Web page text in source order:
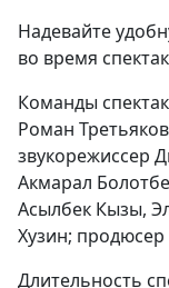
Надевайте
во время
Команды
Роман
звукорежиссер
Акмарал
Асылбек Кызы,
Хузин;
Длительность